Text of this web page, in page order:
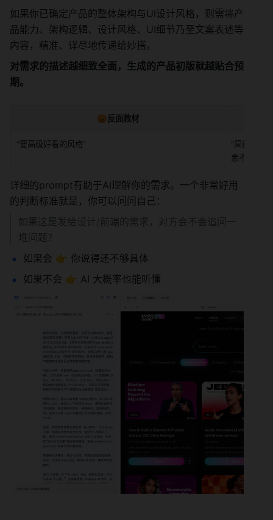
如果你已确定产品的整体架构与UI设计风格，则需将产
品能力、架构逻辑、设计风格、UI细节乃至文案表述等
内容，精准、详尽地传递给妙搭。
对需求的描述越细致全面，生成的产品初版就越贴合预
期。
😡反面教材
“要高级好看的风格”
“简约风，
素不要太
详细的prompt有助于AI理解你的需求。一个非常好用
的判断标准就是，你可以问问自己：
如果这是发给设计/前端的需求，对方会不会追问一
堆问题？
如果会 👉 你说得还不够具体
如果不会 👉 AI 大概率也能听懂